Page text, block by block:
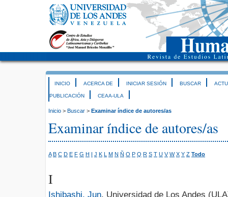
INICIO ACERCA DE INICIAR SESIÓN BUSCAR
PUBLICACIÓN CEAA-ULA
Inicio > Buscar > Examinar índice de autores/as
Examinar índice de autores/as
A B C D E F G H I J K L M N Ñ O P Q R S T U V W X Y Z Todo
I
Ishibashi, Jun, Universidad de Los Andes